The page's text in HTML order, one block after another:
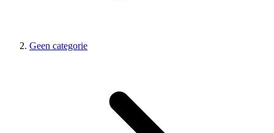
Geen categorie